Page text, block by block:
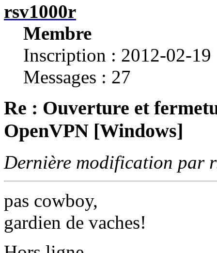
rsv1000r
Membre
Inscription : 2012-02-19
Messages : 27
Re : Ouverture et
OpenVPN [Windows]
Dernière modification par
pas cowboy,
gardien de vaches!